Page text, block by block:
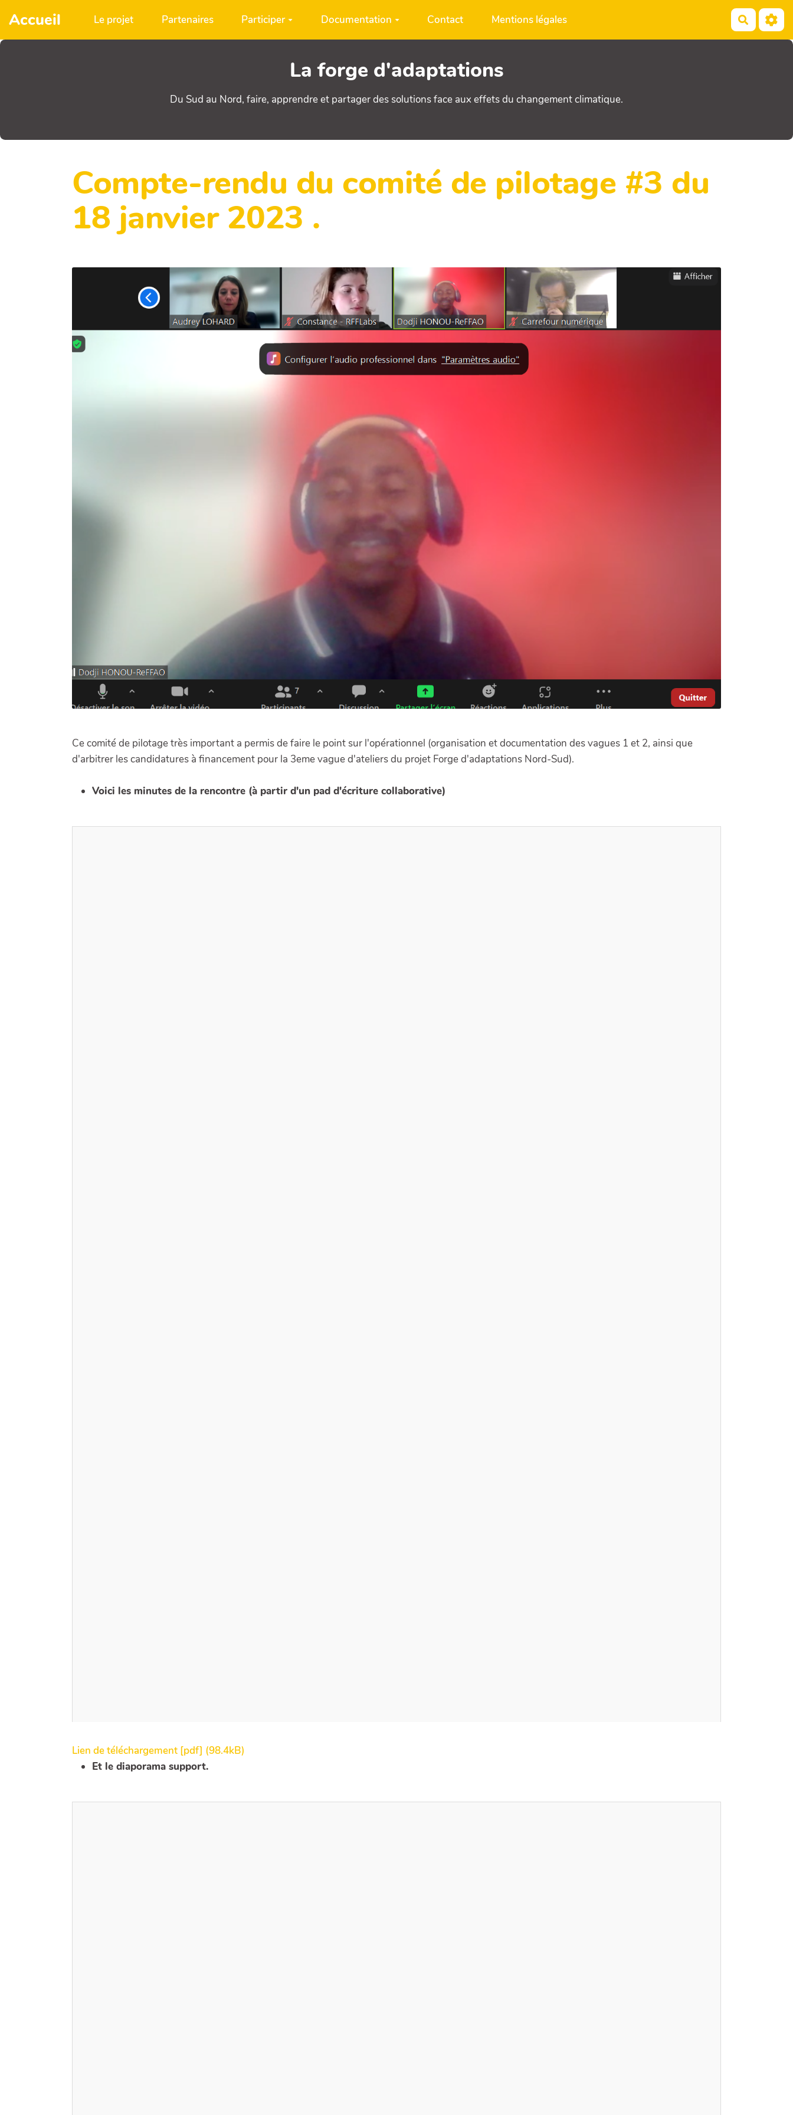
Aller au contenu principal
Accueil Le projet Partenaires Participer Documentation Contact Mentions légales
La forge d'adaptations
Du Sud au Nord, faire, apprendre et partager des solutions face aux effets du changement climatique.
Compte-rendu du comité de pilotage #3 du
18 janvier 2023 .
Ce comité de pilotage très important a permis de faire le point sur l'opérationnel (organisation et documentation des vagues 1 et 2, ainsi que
d'arbitrer les candidatures à financement pour la 3eme vague d'ateliers du projet Forge d'adaptations Nord-Sud).
Voici les minutes de la rencontre (à partir d'un pad d'écriture collaborative)
Lien de téléchargement [pdf] (98.4kB)
Et le diaporama support.